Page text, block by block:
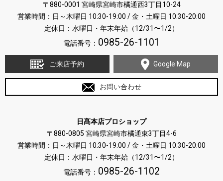
〒880-0001 宮崎県宮崎市橘通西3丁目10-24
営業時間：日～木曜日 10:30-19:00 / 金・土曜日 10:30-20:00
定休日：水曜日・年末年始（12/31〜1/2）
電話番号： 0985-26-1101
ご来店予約 Google Map
お問い合わせ
日髙本店プロショップ
〒880-0805 宮崎県宮崎市橘通東3丁目4-6
営業時間：日～木曜日 10:30-19:00 / 金・土曜日 10:30-20:00
定休日：水曜日・年末年始（12/31〜1/2）
電話番号： 0985-26-1102